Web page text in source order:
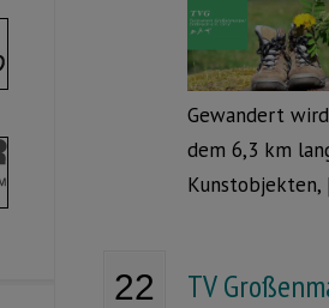
Gewandert
dem 6,3 km
22 TV